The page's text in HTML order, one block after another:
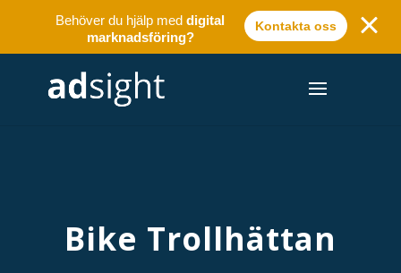
Behöver du hjälp meddigital
marknadsföring?
Kontakta oss
Bike Trollhättan